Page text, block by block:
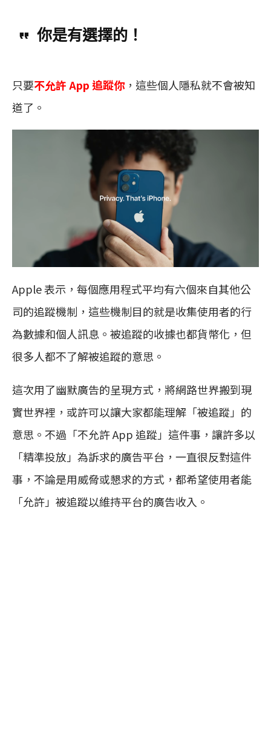
你是有選擇的！
只要不允許 App 追蹤你，這些個人隱私就不會被知
道了。
Apple 表示，每個應用程式平均有六個來自其他公
司的追蹤機制，這些機制目的就是收集使用者的行
為數據和個人訊息。被追蹤的收據也都貨幣化，但
很多人都不了解被追蹤的意思。
這次用了幽默廣告的呈現方式，將網路世界搬到現
實世界裡，或許可以讓大家都能理解「被追蹤」的
意思。不過「不允許 App 追蹤」這件事，讓許多以
「精準投放」為訴求的廣告平台，一直很反對這件
事，不論是用威脅或懇求的方式，都希望使用者能
「允許」被追蹤以維持平台的廣告收入。